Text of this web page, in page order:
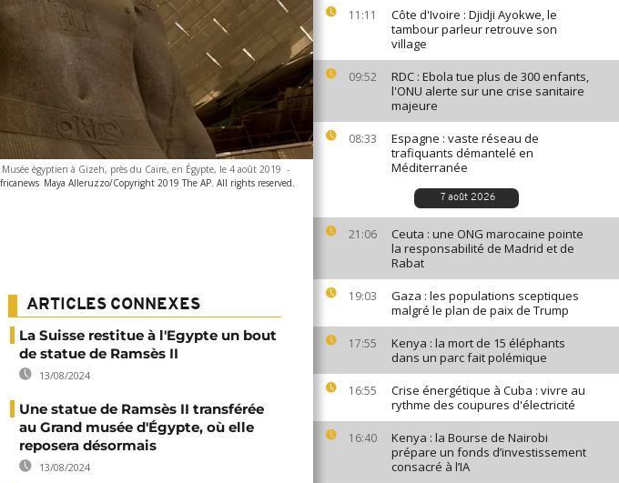
11:11
Côte d'Ivoire : Djidji Ayokwe, le
tambour parleur retrouve son
village
09:52
RDC : Ebola tue plus de 300 enfants,
l'ONU alerte sur une crise sanitaire
majeure
08:33
Espagne : vaste réseau de
trafiquants démantelé en
Méditerranée
7 août 2026
21:06
Ceuta : une ONG marocaine pointe
la responsabilité de Madrid et de
Rabat
19:03
Gaza : les populations sceptiques
malgré le plan de paix de Trump
17:55
Kenya : la mort de 15 éléphants
dans un parc fait polémique
16:55
Crise énergétique à Cuba : vivre au
rythme des coupures d'électricité
16:40
Kenya : la Bourse de Nairobi
prépare un fonds d’investissement
consacré à l’IA
égyptien à Gizeh, près du Caire, en Égypte, le 4 août 2019 -
Maya Alleruzzo/Copyright 2019 The AP. All rights reserved.
ARTICLES CONNEXES
La Suisse restitue à l'Egypte un bout
de statue de Ramsès II
13/08/2024
Une statue de Ramsès II transférée
au Grand musée d'Égypte, où elle
reposera désormais
13/08/2024